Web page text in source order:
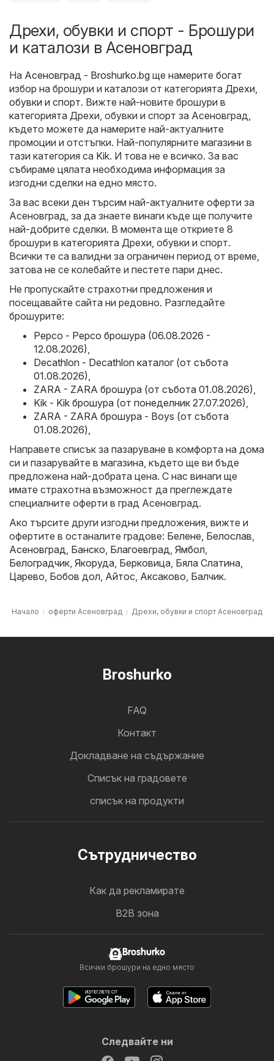
Дрехи, обувки и спорт - Брошури
и каталози в Асеновград
На Асеновград - Broshurko.bg ще намерите богат
избор на брошури и каталози от категорията Дрехи,
обувки и спорт. Вижте най-новите брошури в
категорията Дрехи, обувки и спорт за Асеновград,
където можете да намерите най-актуалните
промоции и отстъпки. Най-популярните магазини в
тази категория са Kik. И това не е всичко. За вас
събираме цялата необходима информация за
изгодни сделки на едно място.
За вас всеки ден търсим най-актуалните оферти за
Асеновград, за да знаете винаги къде ще получите
най-добрите сделки. В момента ще откриете 8
брошури в категорията Дрехи, обувки и спорт.
Всички те са валидни за ограничен период от време,
затова не се колебайте и пестете пари днес.
Не пропускайте страхотни предложения и
посещавайте сайта ни редовно. Разгледайте
брошурите:
Pepco - Pepco брошура (06.08.2026 -
12.08.2026),
Decathlon - Decathlon каталог (от събота
01.08.2026),
ZARA - ZARA брошура (от събота 01.08.2026),
Kik - Kik брошура (от понеделник 27.07.2026),
ZARA - ZARA брошура - Boys (от събота
01.08.2026),
Направете списък за пазаруване в комфорта на дома
си и пазарувайте в магазина, където ще ви бъде
предложена най-добрата цена. С нас винаги ще
имате страхотна възможност да преглеждате
специалните оферти в град Асеновград.
Ако търсите други изгодни предложения, вижте и
офертите в останалите градове: Белене, Белослав,
Асеновград, Банско, Благоевград, Ямбол,
Белоградчик, Якоруда, Берковица, Бяла Слатина,
Царево, Бобов дол, Айтос, Аксаково, Балчик.
Начало оферти Асеновград Дрехи, обувки и спорт Асеновград
Broshurko
FAQ
Контакт
Докладване на съдържание
Cписък на градовете
списък на продукти
Cътрудничество
Как да рекламирате
B2B зона
Broshurko
Всички брошури на едно място
Следвайте ни